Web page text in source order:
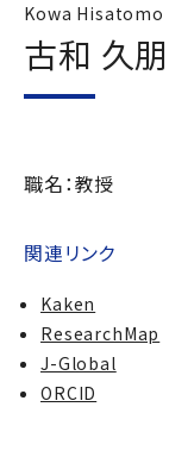
Kowa Hisatomo
古和 久朋
職名：教授
関連リンク
Kaken
ResearchMap
J-Global
ORCID